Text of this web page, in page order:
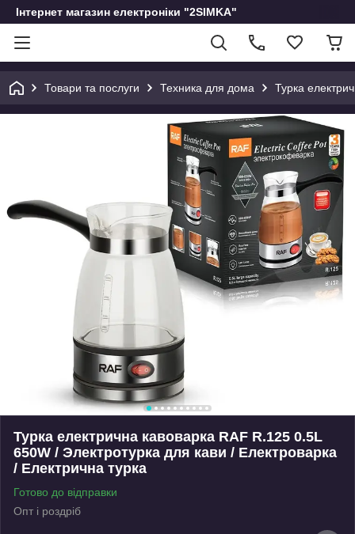
Інтернет магазин електроніки "2SIMKA"
Товари та послуги Техника для дома Турка
Турка електрична кавоварка RAF R.125 0.5L
650W / Электротурка для кави / Електроварка
/ Електрична турка
Готово до відправки
Опт і роздріб